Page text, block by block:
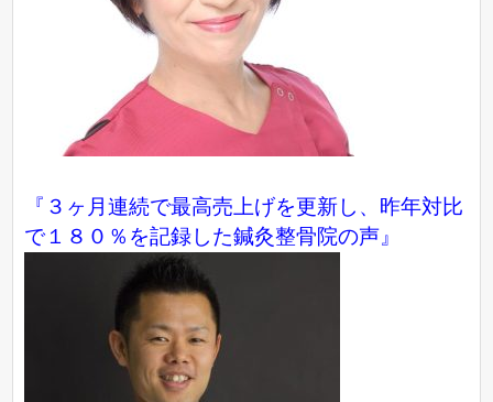
『３ヶ月連続で最高売上げを更新し、昨年対比
で１８０％を記録した鍼灸整骨院の声』